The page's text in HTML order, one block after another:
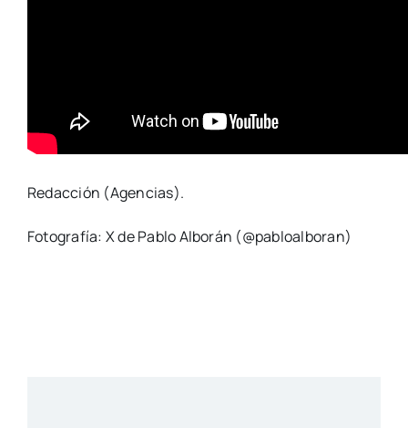
Redacción (Agencias).
Fotografía: X de Pablo Alborán (@pabloalboran)